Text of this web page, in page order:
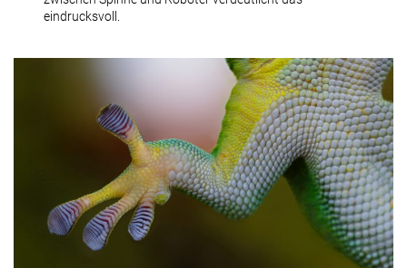
eindrucksvoll.